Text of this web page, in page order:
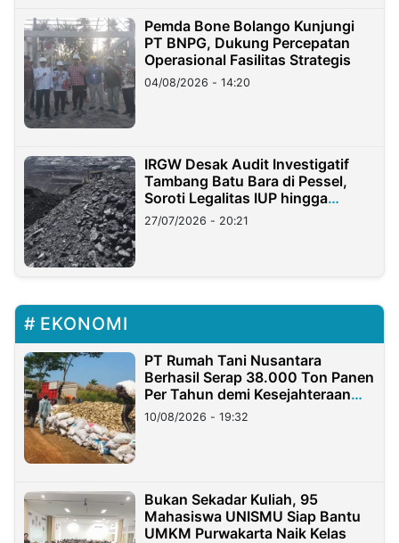
Pemda Bone Bolango Kunjungi
PT BNPG, Dukung Percepatan
Operasional Fasilitas Strategis
04/08/2026 - 14:20
IRGW Desak Audit Investigatif
Tambang Batu Bara di Pessel,
Soroti Legalitas IUP hingga
Stockpile
27/07/2026 - 20:21
EKONOMI
PT Rumah Tani Nusantara
Berhasil Serap 38.000 Ton Panen
Per Tahun demi Kesejahteraan
Petani
10/08/2026 - 19:32
Bukan Sekadar Kuliah, 95
Mahasiswa UNISMU Siap Bantu
UMKM Purwakarta Naik Kelas